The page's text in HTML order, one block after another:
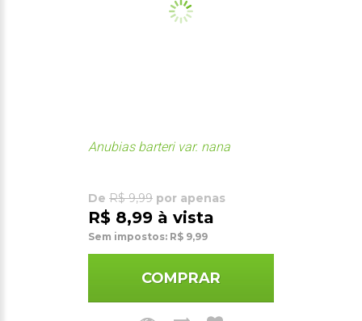
Anubias barteri var. nana
De R$ 9,99 por apenas
R$ 8,99 à vista
Sem impostos: R$ 9,99
COMPRAR